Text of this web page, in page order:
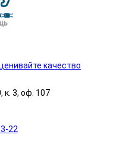
к. 3, оф. 107
22